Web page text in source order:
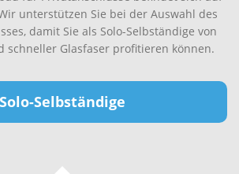
unterstützen Sie bei der Auswahl des
damit Sie als Solo-Selbständige von
schneller Glasfaser profitieren können.
Solo-Selbständige